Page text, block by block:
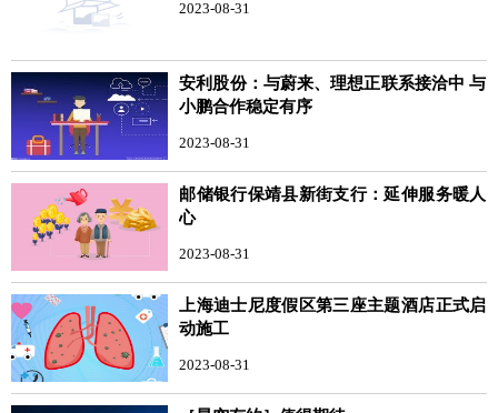
2023-08-31
安利股份：与蔚来、理想正联系接洽中 与
小鹏合作稳定有序
2023-08-31
邮储银行保靖县新街支行：延伸服务暖人
心
2023-08-31
上海迪士尼度假区第三座主题酒店正式启
动施工
2023-08-31